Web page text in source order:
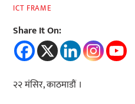
ICT FRAME
Share It On:
२२ मंसिर, काठमाडौं ।